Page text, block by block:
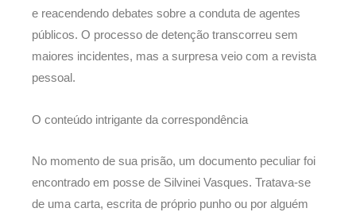
e reacendendo debates sobre a conduta de agentes
públicos. O processo de detenção transcorreu sem
maiores incidentes, mas a surpresa veio com a revista
pessoal.
O conteúdo intrigante da correspondência
No momento de sua prisão, um documento peculiar foi
encontrado em posse de Silvinei Vasques. Tratava-se
de uma carta, escrita de próprio punho ou por alguém